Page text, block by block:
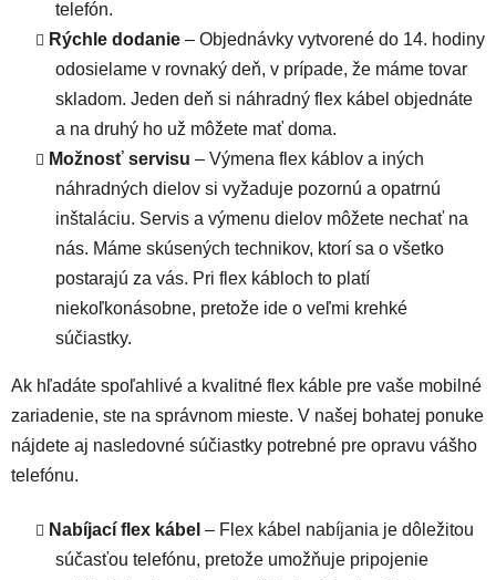
telefón.
Rýchle dodanie – Objednávky vytvorené do 14. hodiny
odosielame v rovnaký deň, v prípade, že máme tovar
skladom. Jeden deň si náhradný flex kábel objednáte
a na druhý ho už môžete mať doma.
Možnosť servisu – Výmena flex káblov a iných
náhradných dielov si vyžaduje pozornú a opatrnú
inštaláciu. Servis a výmenu dielov môžete nechať na
nás. Máme skúsených technikov, ktorí sa o všetko
postarajú za vás. Pri flex kábloch to platí
niekoľkonásobne, pretože ide o veľmi krehké
súčiastky.
Ak hľadáte spoľahlivé a kvalitné flex káble pre vaše mobilné
zariadenie, ste na správnom mieste. V našej bohatej ponuke
nájdete aj nasledovné súčiastky potrebné pre opravu vášho
telefónu.
Nabíjací flex kábel – Flex kábel nabíjania je dôležitou
súčasťou telefónu, pretože umožňuje pripojenie